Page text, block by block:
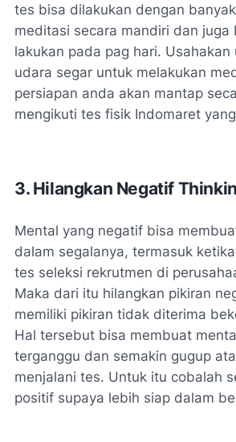
tes bisa dilakukan dengan
meditasi secara mandiri dan juga
lakukan pada pag hari. Usahakan
udara segar untuk melakukan
persiapan anda akan mantap
mengikuti tes fisik Indomaret
3. Hilangkan Negatif
Mental yang negatif bisa
dalam segalanya, termasuk
tes seleksi rekrutmen di
Maka dari itu hilangkan pikiran
memiliki pikiran tidak diterima
Hal tersebut bisa membuat
terganggu dan semakin gugup
menjalani tes. Untuk itu cobalah
positif supaya lebih siap dalam